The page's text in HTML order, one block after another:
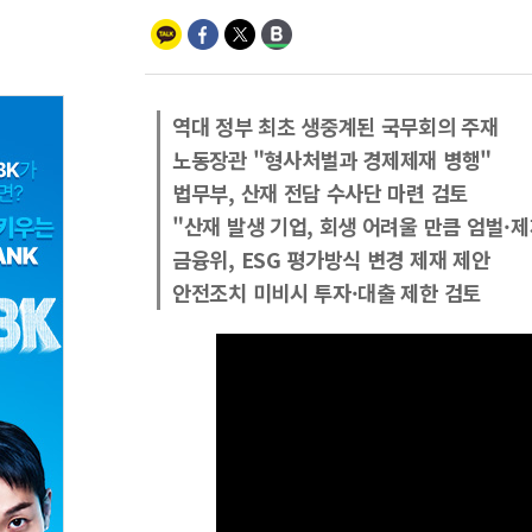
역대 정부 최초 생중계된 국무회의 주재
노동장관 "형사처벌과 경제제재 병행"
법무부, 산재 전담 수사단 마련 검토
"산재 발생 기업, 회생 어려울 만큼 엄벌·
금융위, ESG 평가방식 변경 제재 제안
안전조치 미비시 투자·대출 제한 검토